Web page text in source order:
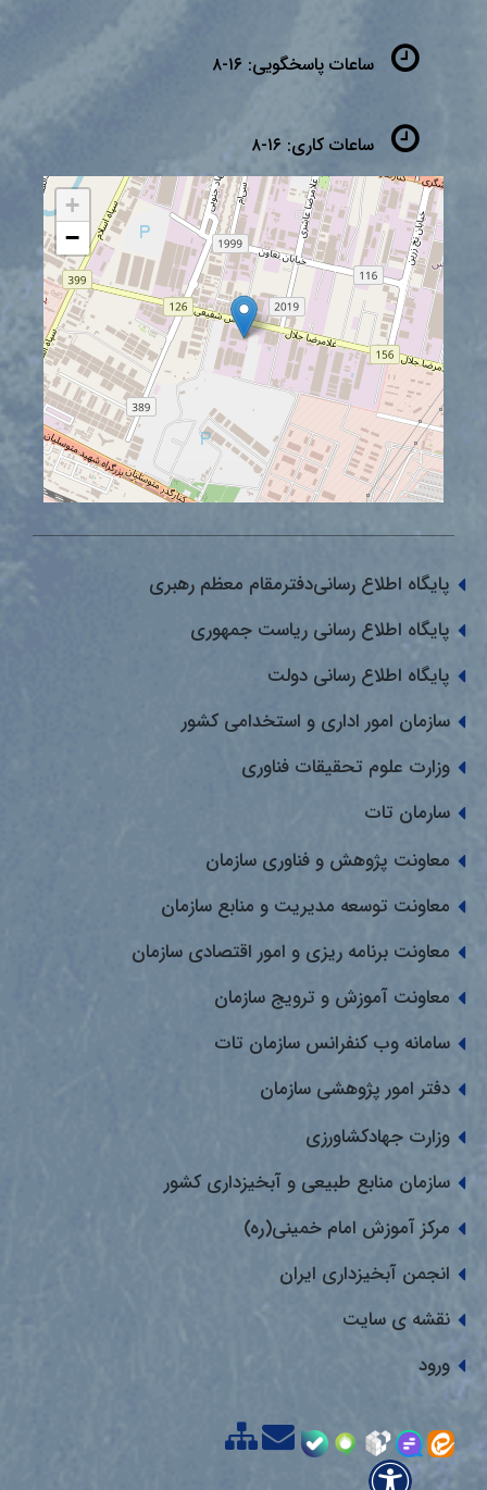
ساعات پاسخگویی: ۱۶-۸
ساعات کاری: ۱۶-۸
+
−
پایگاه اطلاع رسانی‌دفترمقام معظم رهبری
پایگاه اطلاع رسانی ریاست جمهوری
پایگاه اطلاع رسانی دولت
سازمان امور اداری و استخدامی کشور
وزارت علوم تحقیقات فناوری
سارمان تات
معاونت پژوهش و فناوری سازمان
معاونت توسعه مدیریت و منابع سازمان
معاونت برنامه ریزی و امور اقتصادی سازمان
معاونت آموزش و ترویج سازمان
سامانه وب کنفرانس سازمان تات
دفتر امور پژوهشی سازمان
وزارت جهادکشاورزی
سازمان منابع طبیعی و آبخیزداری کشور
مرکز آموزش امام خمینی(ره)
انجمن آبخیزداری ایران
نقشه ی سایت
ورود